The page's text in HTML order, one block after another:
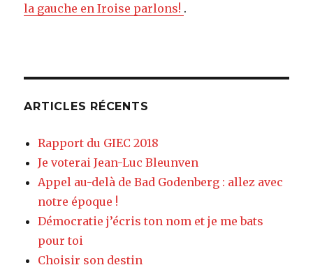
la gauche en Iroise parlons! .
ARTICLES RÉCENTS
Rapport du GIEC 2018
Je voterai Jean-Luc Bleunven
Appel au-delà de Bad Godenberg : allez avec
notre époque !
Démocratie j’écris ton nom et je me bats
pour toi
Choisir son destin